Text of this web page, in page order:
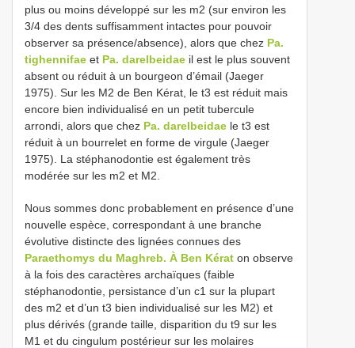
plus ou moins développé sur les m2 (sur environ les
3/4 des dents suffisamment intactes pour pouvoir
observer sa présence/absence), alors que chez Pa.
tighennifae et Pa. darelbeidae il est le plus souvent
absent ou réduit à un bourgeon d’émail (Jaeger
1975). Sur les M2 de Ben Kérat, le t3 est réduit mais
encore bien individualisé en un petit tubercule
arrondi, alors que chez Pa. darelbeidae le t3 est
réduit à un bourrelet en forme de virgule (Jaeger
1975). La stéphanodontie est également très
modérée sur les m2 et M2.
Nous sommes donc probablement en présence d’une
nouvelle espèce, correspondant à une branche
évolutive distincte des lignées connues des
Paraethomys du Maghreb. À Ben Kérat on observe
à la fois des caractères archaïques (faible
stéphanodontie, persistance d’un c1 sur la plupart
des m2 et d’un t3 bien individualisé sur les M2) et
plus dérivés (grande taille, disparition du t9 sur les
M1 et du cingulum postérieur sur les molaires